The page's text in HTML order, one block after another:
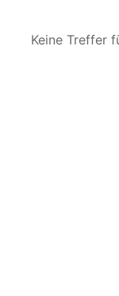
Keine Treffer